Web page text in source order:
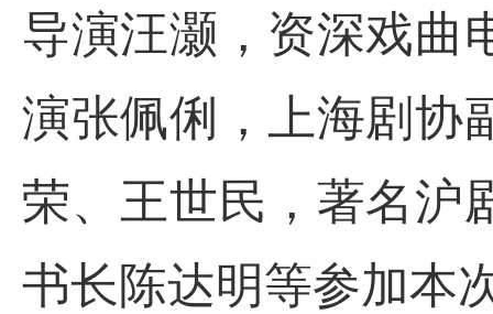
导演汪灏，资深戏曲
演张佩俐，上海剧协
荣、王世民，著名沪
书长陈达明等参加本